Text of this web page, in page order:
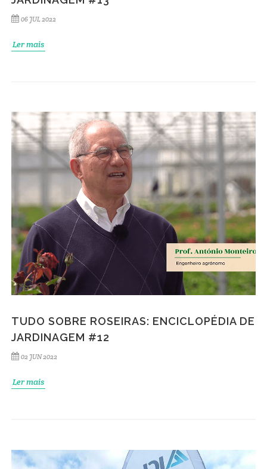
06 JUL 2022
Ler mais
TUDO SOBRE ROSEIRAS: ENCICLOPÉDIA DE
JARDINAGEM #12
02 JUN 2022
Ler mais